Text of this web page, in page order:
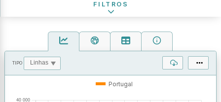
TIPO
Portugal
FILTROS